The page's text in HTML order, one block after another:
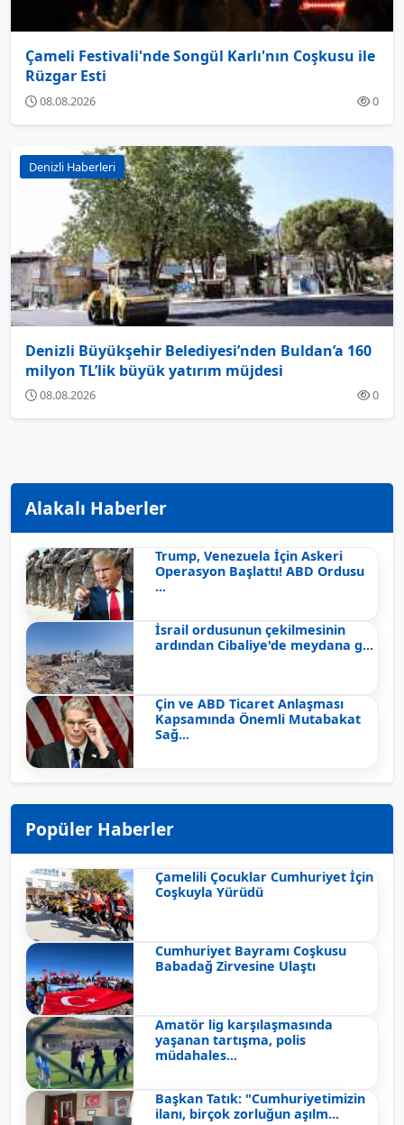
Çameli Festivali'nde Songül Karlı'nın Coşkusu ile
Rüzgar Esti
08.08.2026 0
Denizli Haberleri
Denizli Büyükşehir Belediyesi’nden Buldan’a 160
milyon TL’lik büyük yatırım müjdesi
08.08.2026 0
Alakalı Haberler
Trump, Venezuela İçin Askeri
Operasyon Başlattı! ABD Ordusu
...
İsrail ordusunun çekilmesinin
ardından Cibaliye'de meydana g...
Çin ve ABD Ticaret Anlaşması
Kapsamında Önemli Mutabakat
Sağ...
Popüler Haberler
Çamelili Çocuklar Cumhuriyet İçin
Coşkuyla Yürüdü
Cumhuriyet Bayramı Coşkusu
Babadağ Zirvesine Ulaştı
Amatör lig karşılaşmasında
yaşanan tartışma, polis
müdahales...
Başkan Tatık: "Cumhuriyetimizin
ilanı, birçok zorluğun aşılm...